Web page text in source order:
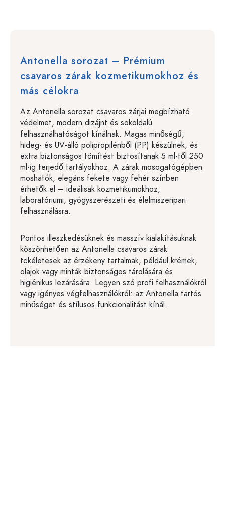
Antonella sorozat – Prémium
csavaros zárak kozmetikumokhoz és
más célokra
Az Antonella sorozat csavaros zárjai megbízható
védelmet, modern dizájnt és sokoldalú
felhasználhatóságot kínálnak. Magas minőségű,
hideg- és UV-álló polipropilénből (PP) készülnek, és
extra biztonságos tömítést biztosítanak 5 ml-től 250
ml-ig terjedő tartályokhoz. A zárak mosogatógépben
moshatók, elegáns fekete vagy fehér színben
érhetők el – ideálisak kozmetikumokhoz,
laboratóriumi, gyógyszerészeti és élelmiszeripari
felhasználásra.
Pontos illeszkedésüknek és masszív kialakításuknak
köszönhetően az Antonella csavaros zárak
tökéletesek az érzékeny tartalmak, például krémek,
olajok vagy minták biztonságos tárolására és
higiénikus lezárására. Legyen szó profi felhasználókról
vagy igényes végfelhasználókról: az Antonella tartós
minőséget és stílusos funkcionalitást kínál.